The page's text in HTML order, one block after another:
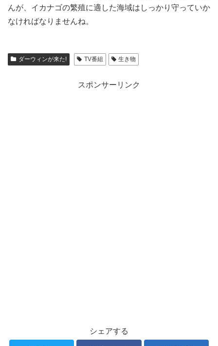
んが、イカナゴの繁殖に適した海域はしっかり守っていか
なければなりませんね。
ダーウィンが来た! TV番組 生き物
スポンサーリンク
シェアする